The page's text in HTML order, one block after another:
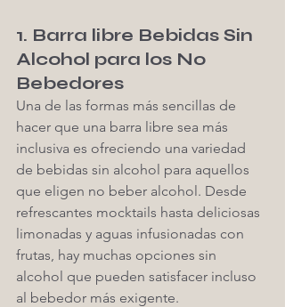
1. Barra libre Bebidas Sin
Alcohol para los No
Bebedores
Una de las formas más sencillas de
hacer que una barra libre sea más
inclusiva es ofreciendo una variedad
de bebidas sin alcohol para aquellos
que eligen no beber alcohol. Desde
refrescantes mocktails hasta deliciosas
limonadas y aguas infusionadas con
frutas, hay muchas opciones sin
alcohol que pueden satisfacer incluso
al bebedor más exigente.